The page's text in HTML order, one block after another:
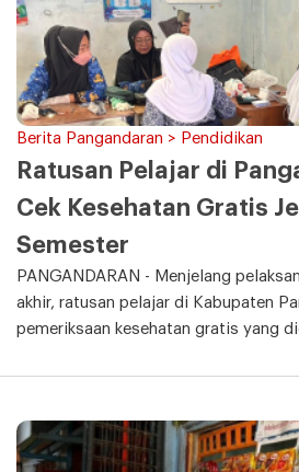
Berita Pangandaran > Pendidikan
Ratusan Pelajar di
Cek Kesehatan Gratis
Semester
PANGANDARAN - Menjelang
akhir, ratusan pelajar di Kabupaten
pemeriksaan kesehatan gratis yang